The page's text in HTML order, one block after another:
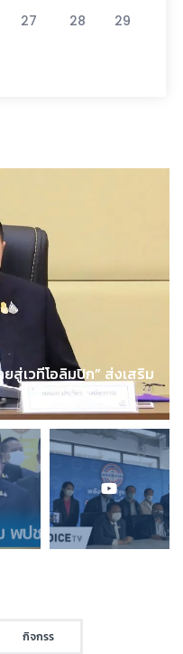
27 28 29
สู่เวทีโอลิมปิก” ส่งเสริม
กิจกรร